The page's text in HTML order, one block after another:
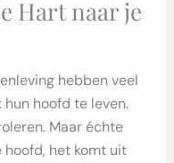
Hart naar je
hebben veel
hoofd te leven.
Maar échte
het komt uit